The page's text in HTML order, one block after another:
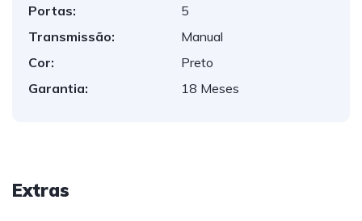
Portas:
5
Transmissão:
Manual
Cor:
Preto
Garantia:
18 Meses
Extras